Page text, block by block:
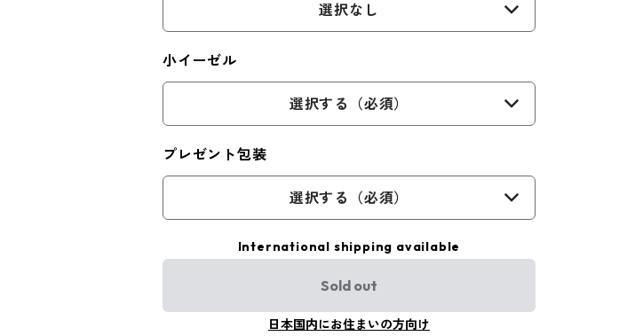
選択なし
小イーゼル
選択する（必須）
プレゼント包装
選択する（必須）
International shipping available
Sold out
日本国内にお住まいの方向け